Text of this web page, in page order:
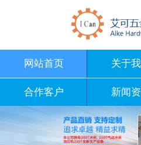
网站首页 关于
合作客户 新闻